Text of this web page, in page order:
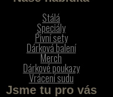
Stálá
Speciály
Pivní sety
Dárková balení
Merch
Dárkové poukazy
Vrácení sudu
Jsme tu pro vás